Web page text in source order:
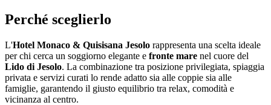
Perché sceglierlo
L'Hotel Monaco & Quisisana Jesolo rappresenta una scelta ideale
per chi cerca un soggiorno elegante e fronte mare nel cuore del
Lido di Jesolo. La combinazione tra posizione privilegiata, spiaggia
privata e servizi curati lo rende adatto sia alle coppie sia alle
famiglie, garantendo il giusto equilibrio tra relax, comodità e
vicinanza al centro.